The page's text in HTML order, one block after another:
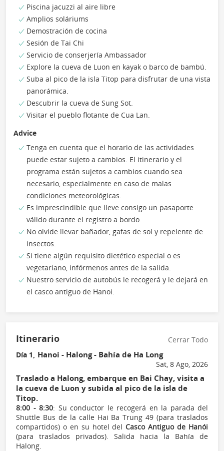
Piscina jacuzzi al aire libre
Amplios soláriums
Demostración de cocina
Sesión de Tai Chi
Servicio de conserjería Ambassador
Explore la cueva de Luon en kayak o barco de bambú.
Suba al pico de la isla Titop para disfrutar de una vista
panorámica.
Descubrir la cueva de Sung Sot.
Visitar el pueblo flotante de Cua Lan.
Advice
Tenga en cuenta que el horario de las actividades
puede estar sujeto a cambios. El itinerario y el
programa están sujetos a cambios cuando sea
necesario, especialmente en caso de malas
condiciones meteorológicas.
Es imprescindible que lleve consigo un pasaporte
válido durante el registro a bordo.
No olvide llevar bañador, gafas de sol y repelente de
insectos.
Si tiene algún requisito dietético especial o es
vegetariano, infórmenos antes de la salida.
Nuestro servicio de autobús le recogerá y le dejará en
el casco antiguo de Hanoi.
Itinerario
Cerrar Todo
Día 1,
Hanoi - Halong - Bahía de Ha Long
Sat, 8 Ago, 2026
Traslado a Halong, embarque en Bai Chay, visita a
la cueva de Luon y subida al pico de la isla de
Titop.
8:00 - 8:30: Su conductor le recogerá en la parada del
Shuttle Bus de la calle Hai Ba Trung 49 (para traslados
compartidos) o en su hotel delCasco Antiguo de Hanói
(para traslados privados). Salida hacia la Bahía de
Halong.